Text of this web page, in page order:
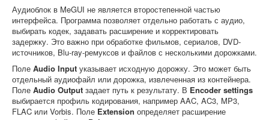
Аудиоблок в MeGUI не является второстепенной частью
интерфейса. Программа позволяет отдельно работать с аудио,
выбирать кодек, задавать расширение и корректировать
задержку. Это важно при обработке фильмов, сериалов, DVD-
источников, Blu-ray-ремуксов и файлов с несколькими дорожками.
Поле Audio Input указывает исходную дорожку. Это может быть
отдельный аудиофайл или дорожка, извлеченная из контейнера.
Поле Audio Output задает путь к результату. В Encoder settings
выбирается профиль кодирования, например AAC, AC3, MP3,
FLAC или Vorbis. Поле Extension определяет расширение